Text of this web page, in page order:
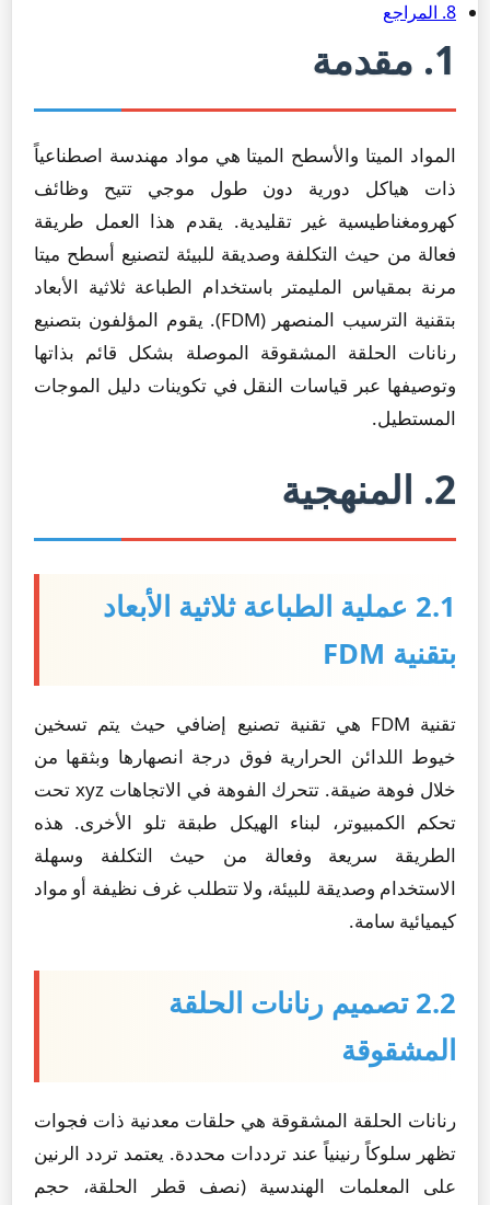
8. المراجع
1. مقدمة
المواد الميتا والأسطح الميتا هي مواد مهندسة اصطناعياً
ذات هياكل دورية دون طول موجي تتيح وظائف
كهرومغناطيسية غير تقليدية. يقدم هذا العمل طريقة
فعالة من حيث التكلفة وصديقة للبيئة لتصنيع أسطح ميتا
مرنة بمقياس المليمتر باستخدام الطباعة ثلاثية الأبعاد
بتقنية الترسيب المنصهر (FDM). يقوم المؤلفون بتصنيع
رنانات الحلقة المشقوقة الموصلة بشكل قائم بذاتها
وتوصيفها عبر قياسات النقل في تكوينات دليل الموجات
المستطيل.
2. المنهجية
2.1 عملية الطباعة ثلاثية الأبعاد
بتقنية FDM
تقنية FDM هي تقنية تصنيع إضافي حيث يتم تسخين
خيوط اللدائن الحرارية فوق درجة انصهارها وبثقها من
خلال فوهة ضيقة. تتحرك الفوهة في الاتجاهات xyz تحت
تحكم الكمبيوتر، لبناء الهيكل طبقة تلو الأخرى. هذه
الطريقة سريعة وفعالة من حيث التكلفة وسهلة
الاستخدام وصديقة للبيئة، ولا تتطلب غرف نظيفة أو مواد
كيميائية سامة.
2.2 تصميم رنانات الحلقة
المشقوقة
رنانات الحلقة المشقوقة هي حلقات معدنية ذات فجوات
تظهر سلوكاً رنينياً عند ترددات محددة. يعتمد تردد الرنين
على المعلمات الهندسية (نصف قطر الحلقة، حجم